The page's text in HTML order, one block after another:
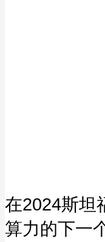
在2024斯坦
算力的下一